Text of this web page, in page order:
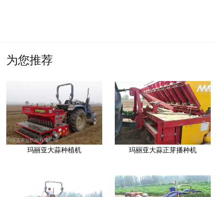
为您推荐
玛丽亚大蒜种植机 玛丽亚大蒜正芽播种机